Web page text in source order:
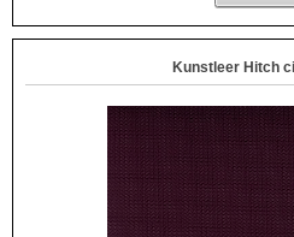
Kunstleer Hitch